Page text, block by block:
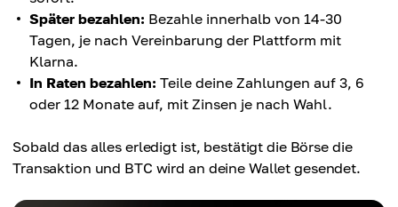
Später bezahlen: Bezahle innerhalb von 14-30
Tagen, je nach Vereinbarung der Plattform mit
Klarna.
In Raten bezahlen: Teile deine Zahlungen auf 3, 6
oder 12 Monate auf, mit Zinsen je nach Wahl.
Sobald das alles erledigt ist, bestätigt die Börse die
Transaktion und BTC wird an deine Wallet gesendet.